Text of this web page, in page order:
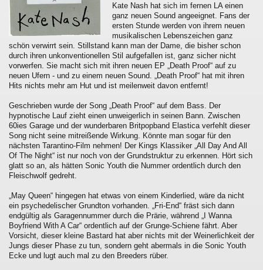
Kate Nash hat sich im fernen LA einen
ganz neuen Sound angeeignet. Fans der
ersten Stunde werden von ihrem neuen
musikalischen Lebenszeichen ganz
schön verwirrt sein. Stillstand kann man der Dame, die bisher schon
durch ihren unkonventionellen Stil aufgefallen ist, ganz sicher nicht
vorwerfen. Sie macht sich mit ihren neuen EP „Death Proof“ auf zu
neuen Ufern - und zu einem neuen Sound. „Death Proof“ hat mit ihren
Hits nichts mehr am Hut und ist meilenweit davon entfernt!
Geschrieben wurde der Song „Death Proof“ auf dem Bass. Der
hypnotische Lauf zieht einen unweigerlich in seinen Bann. Zwischen
60ies Garage und der wunderbaren Britpopband Elastica verfehlt dieser
Song nicht seine mitreißende Wirkung. Könnte man sogar für den
nächsten Tarantino-Film nehmen! Der Kings Klassiker „All Day And All
Of The Night“ ist nur noch von der Grundstruktur zu erkennen. Hört sich
glatt so an, als hätten Sonic Youth die Nummer ordentlich durch den
Fleischwolf gedreht.
„May Queen“ hingegen hat etwas von einem Kinderlied, wäre da nicht
ein psychedelischer Grundton vorhanden. „Fri-End“ fräst sich dann
endgültig als Garagennummer durch die Prärie, während „I Wanna
Boyfriend With A Car“ ordentlich auf der Grunge-Schiene fährt. Aber
Vorsicht, dieser kleine Bastard hat aber nichts mit der Weinerlichkeit der
Jungs dieser Phase zu tun, sondern geht abermals in die Sonic Youth
Ecke und lugt auch mal zu den Breeders rüber.